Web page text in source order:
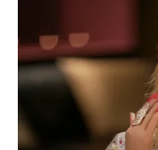
⚡ Huawei
HP dengan
⚡ MG 07
Supercar
Km/Jam